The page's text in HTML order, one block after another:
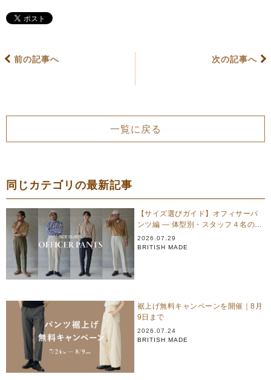
前の記事へ 次の記事へ
一覧に戻る
同じカテゴリの最新記事
【サイズ選びガイド】オフィサーパ
ンツ編 — 体型別・スタッフ４名のリ
アル試着
2026.07.29
BRITISH MADE
裾上げ無料キャンペーンを開催｜8月
9日まで
2026.07.24
BRITISH MADE